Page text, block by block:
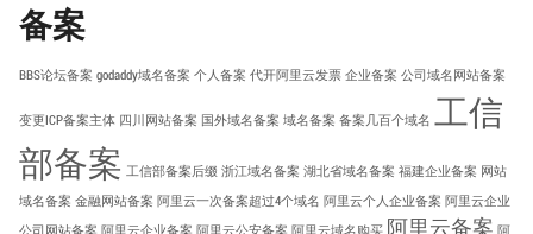
备案
BBS论坛备案 godaddy域名备案 个人备案 代开阿里云发票 企业备案 公司域名网站备案
变更ICP备案主体 四川网站备案 国外域名备案 域名备案 备案几百个域名 工信
部备案 工信部备案后缀 浙江域名备案 湖北省域名备案 福建企业备案 网站
域名备案 金融网站备案 阿里云一次备案超过4个域名 阿里云个人企业备案 阿里云企业
公司网站备案 阿里云企业备案 阿里云公安备案 阿里云域名购买 阿里云备案 阿